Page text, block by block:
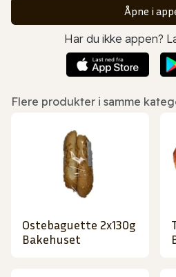
Åpne i
Har du ikke appen?
Flere produkter i samme
Ostebaguette 2x130g
Bakehuset